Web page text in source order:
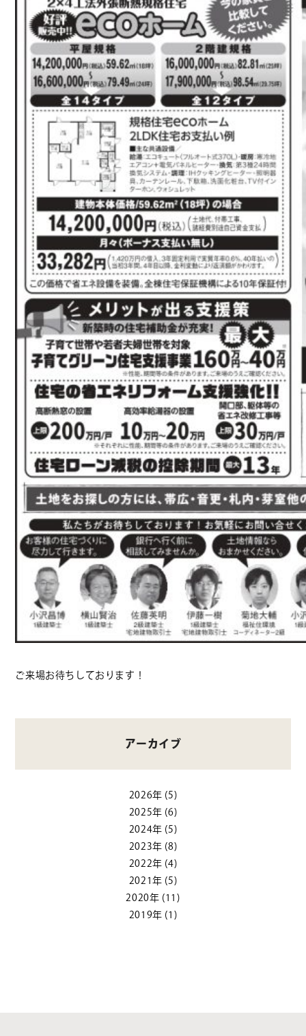
ご来場お待ちしております！
アーカイブ
2026年 (5)
2025年 (6)
2024年 (5)
2023年 (8)
2022年 (4)
2021年 (5)
2020年 (11)
2019年 (1)